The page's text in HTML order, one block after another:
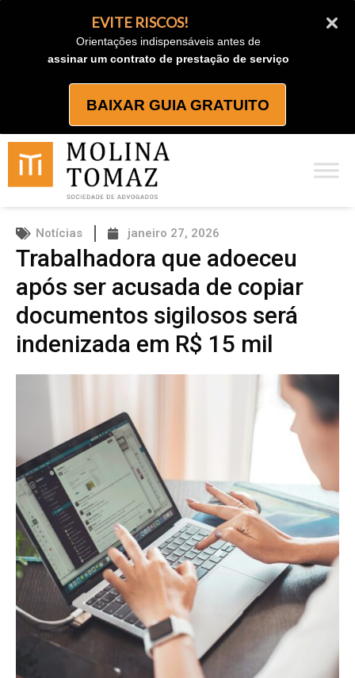
EVITE RISCOS!
Orientações indispensáveis antes de
assinar um contrato de prestação de serviço
BAIXAR GUIA GRATUITO
Notícias janeiro 27, 2026
Trabalhadora que adoeceu
após ser acusada de copiar
documentos sigilosos será
indenizada em R$ 15 mil